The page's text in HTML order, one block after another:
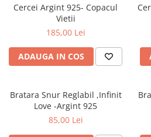
Cercei Argint 925- Copacul
Vietii
185,00 Lei
ADAUGA IN COS
Bratara Snur Reglabil ,Infinit
Love -Argint 925
85,00 Lei